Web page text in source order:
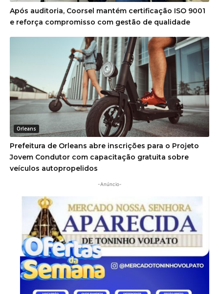
Após auditoria, Coorsel mantém certificação ISO 9001
e reforça compromisso com gestão de qualidade
Orleans
Prefeitura de Orleans abre inscrições para o Projeto
Jovem Condutor com capacitação gratuita sobre
veículos autopropelidos
-Anúncio-